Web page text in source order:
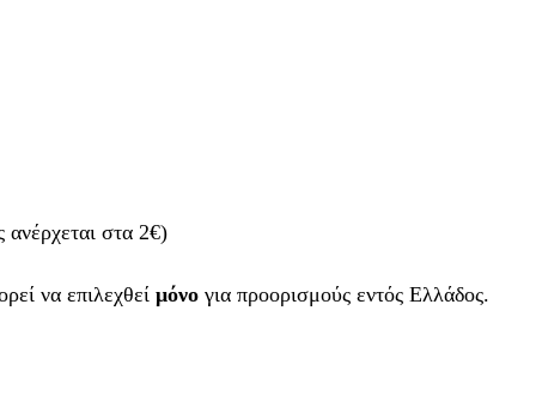
στα 2€)
να επιλεχθεί μόνο για προορισμούς εντός Ελλάδος.